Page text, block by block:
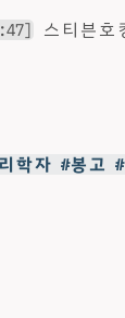
스티븐호
학자 #봉고